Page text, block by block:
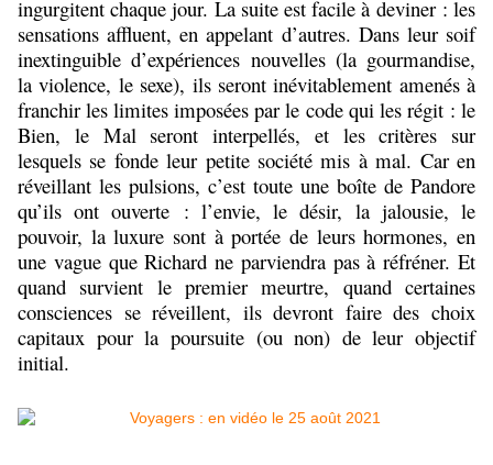
ingurgitent chaque jour. La suite est facile à deviner : les
sensations affluent, en appelant d’autres. Dans leur soif
inextinguible d’expériences nouvelles (la gourmandise,
la violence, le sexe), ils seront inévitablement amenés à
franchir les limites imposées par le code qui les régit : le
Bien, le Mal seront interpellés, et les critères sur
lesquels se fonde leur petite société mis à mal. Car en
réveillant les pulsions, c’est toute une boîte de Pandore
qu’ils ont ouverte : l’envie, le désir, la jalousie, le
pouvoir, la luxure sont à portée de leurs hormones, en
une vague que Richard ne parviendra pas à réfréner. Et
quand survient le premier meurtre, quand certaines
consciences se réveillent, ils devront faire des choix
capitaux pour la poursuite (ou non) de leur objectif
initial.